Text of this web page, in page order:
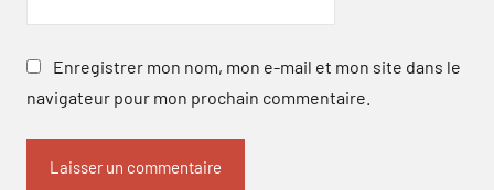
Enregistrer mon nom, mon e-mail et mon site dans le
navigateur pour mon prochain commentaire.